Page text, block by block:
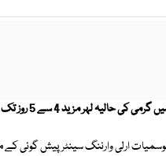
لہر مزید 4 سے 5 روز تک برقرار رہنے کا امکان ہے۔